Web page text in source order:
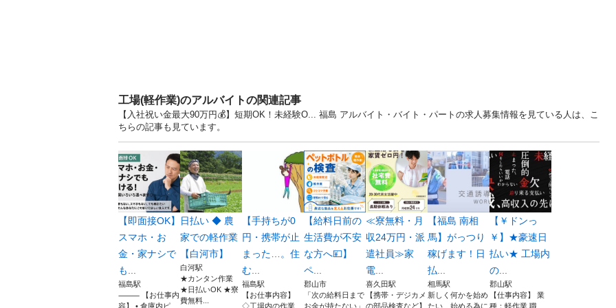
工場(軽作業)のアルバイトの関連記事
【入社祝い金最大90万円💰】短期OK！未経験O... 福島 アルバイト・バイト・パートの求人募集情報を見ている人は、こ
ちらの記事も見ています。
【即面接OK】
スマホ・お
金・家ナシで
も...
福島駅
⸻ 【お仕事内
容】 • 倉庫内ピ
日払い ◆ 農
家での軽作業
【白河市】
白河駅
★カンタン作業
★日払いOK ★寮
費無料...
【手持ちが0
円・携帯が止
まった…。住
む...
福島駅
【お仕事内容】
◇工場内の作業
【給料日前の
生活費が不安
な方へ💴】
ペ...
郡山市
「次の給料日まで
お金が持たない」
≪寮無料・月
収24万円・派
遣社員≫家
電...
喜久田駅
【携帯・デジカメ
の部品検査など】
【福島 南相
馬】がっつり
稼げます！日
払...
相馬駅
新しく何かを始め
たい、始める為に
【￥ドンっ
￥】★豪速日
払い★ 工場内
の...
郡山駅
【仕事内容】 業
種：軽作業 職